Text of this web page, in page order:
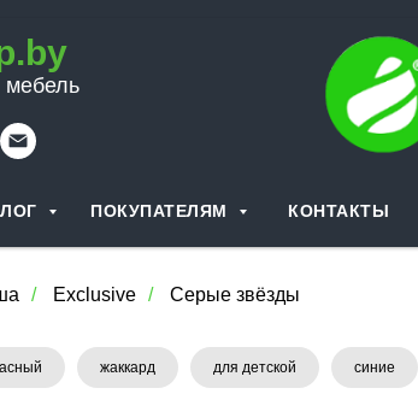
мебель
ПОКУПАТЕЛЯМ КОНТАКТЫ
/ Exclusive / Серые звёзды
жаккард для детской синие